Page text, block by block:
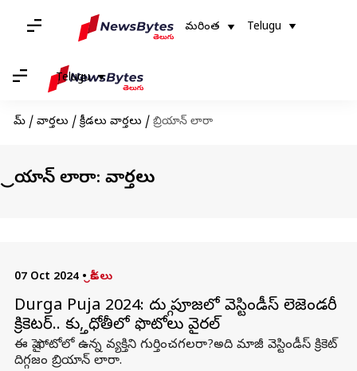
మరింత Telugu
Telugu
హోమ్ / వార్తలు / క్రీడలు వార్తలు / బ్రియాన్ లారా
బ్రియాన్ లారా: వార్తలు
07 Oct 2024 • క్రీడలు
Durga Puja 2024: దుర్గా పూజలో వెస్టిండీస్ లెజెండరీ
క్రికెటర్.. కుర్తా, ధోతీలో ఫొటోలు వైరల్
ఈ పై ఫోటోలో ఉన్న వ్యక్తిని గుర్తించగలరా?అది మాజీ వెస్టిండీస్ క్రికెట్
దిగ్గజం బ్రియాన్ లారా.